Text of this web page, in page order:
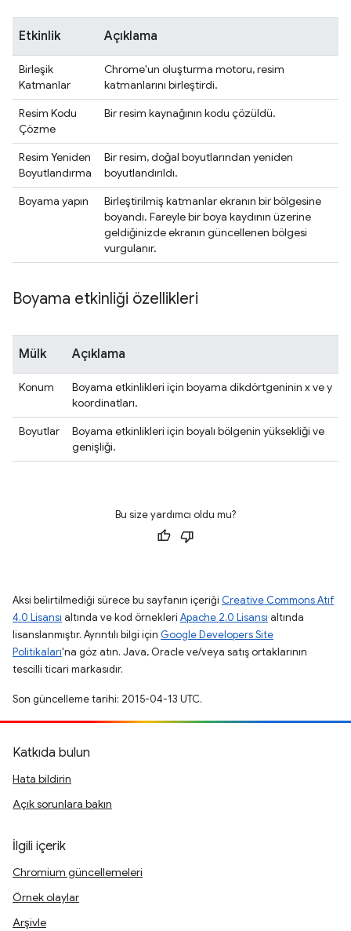
Etkinlik Açıklama
Birleşik
Katmanlar
Chrome'un oluşturma motoru, resim
katmanlarını birleştirdi.
Resim Kodu
Çözme
Bir resim kaynağının kodu çözüldü.
Resim Yeniden
Boyutlandırma
Bir resim, doğal boyutlarından yeniden
boyutlandırıldı.
Boyama yapın
Birleştirilmiş katmanlar ekranın bir bölgesine
boyandı. Fareyle bir boya kaydının üzerine
geldiğinizde ekranın güncellenen bölgesi
vurgulanır.
Boyama etkinliği özellikleri
Mülk Açıklama
Konum
Boyama etkinlikleri için boyama dikdörtgeninin x ve y
koordinatları.
Boyutlar
Boyama etkinlikleri için boyalı bölgenin yüksekliği ve
genişliği.
Bu size yardımcı oldu mu?
Aksi belirtilmediği sürece bu sayfanın içeriği Creative Commons Atıf
4.0 Lisansı altında ve kod örnekleri Apache 2.0 Lisansı altında
lisanslanmıştır. Ayrıntılı bilgi için Google Developers Site
Politikaları'na göz atın. Java, Oracle ve/veya satış ortaklarının
tescilli ticari markasıdır.
Son güncelleme tarihi: 2015-04-13 UTC.
Katkıda bulun
Hata bildirin
Açık sorunlara bakın
İlgili içerik
Chromium güncellemeleri
Örnek olaylar
Arşivle